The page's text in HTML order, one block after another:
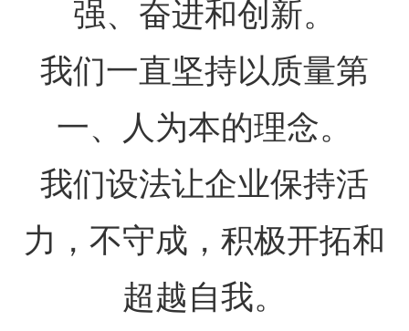
强、奋进和创新。
我们一直坚持以质量第
一、人为本的理念。
我们设法让企业保持活
力，不守成，积极开拓和
超越自我。